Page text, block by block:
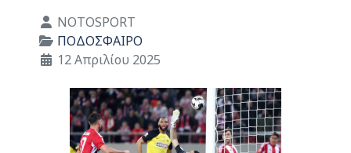
Λεπτομέρειες
NOTOSPORT
ΠΟΔΟΣΦΑΙΡΟ
12 Απριλίου 2025